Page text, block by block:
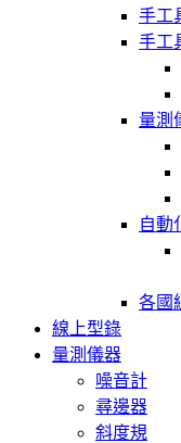
手工
手工
量測
自動
各國
線上型錄
量測儀器
噪音計
尋邊器
斜度規